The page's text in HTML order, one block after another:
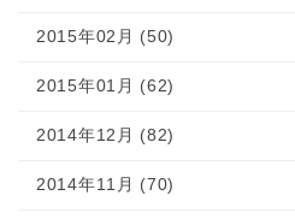
2015年02月 (50)
2015年01月 (62)
2014年12月 (82)
2014年11月 (70)